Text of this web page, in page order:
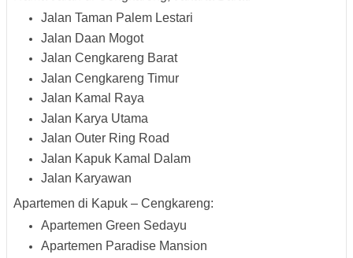
Jalan Taman Palem Lestari
Jalan Daan Mogot
Jalan Cengkareng Barat
Jalan Cengkareng Timur
Jalan Kamal Raya
Jalan Karya Utama
Jalan Outer Ring Road
Jalan Kapuk Kamal Dalam
Jalan Karyawan
Apartemen di Kapuk – Cengkareng:
Apartemen Green Sedayu
Apartemen Paradise Mansion